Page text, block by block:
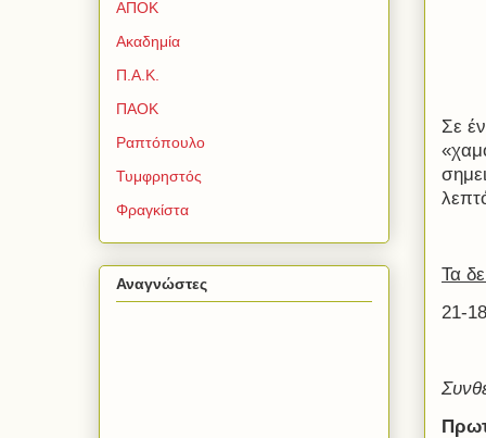
Σε
Τα
21-
ΑΠΟΚ
Ακαδημία
Π.Α.Κ.
ΠΑΟΚ
Ραπτόπουλο
Τυμφρηστός
Φραγκίστα
Αναγνώστες